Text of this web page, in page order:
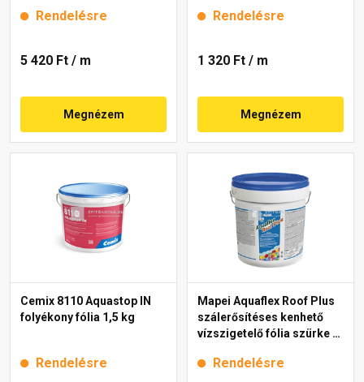
Rendelésre
5 420 Ft / m
Megnézem
Rendelésre
1 320 Ft / m
Megnézem
Cemix 8110 Aquastop IN
folyékony fólia 1,5 kg
Rendelésre
Mapei Aquaflex Roof Plus
szálerősítéses kenhető
vízszigetelő fólia szürke 5
Rendelésre